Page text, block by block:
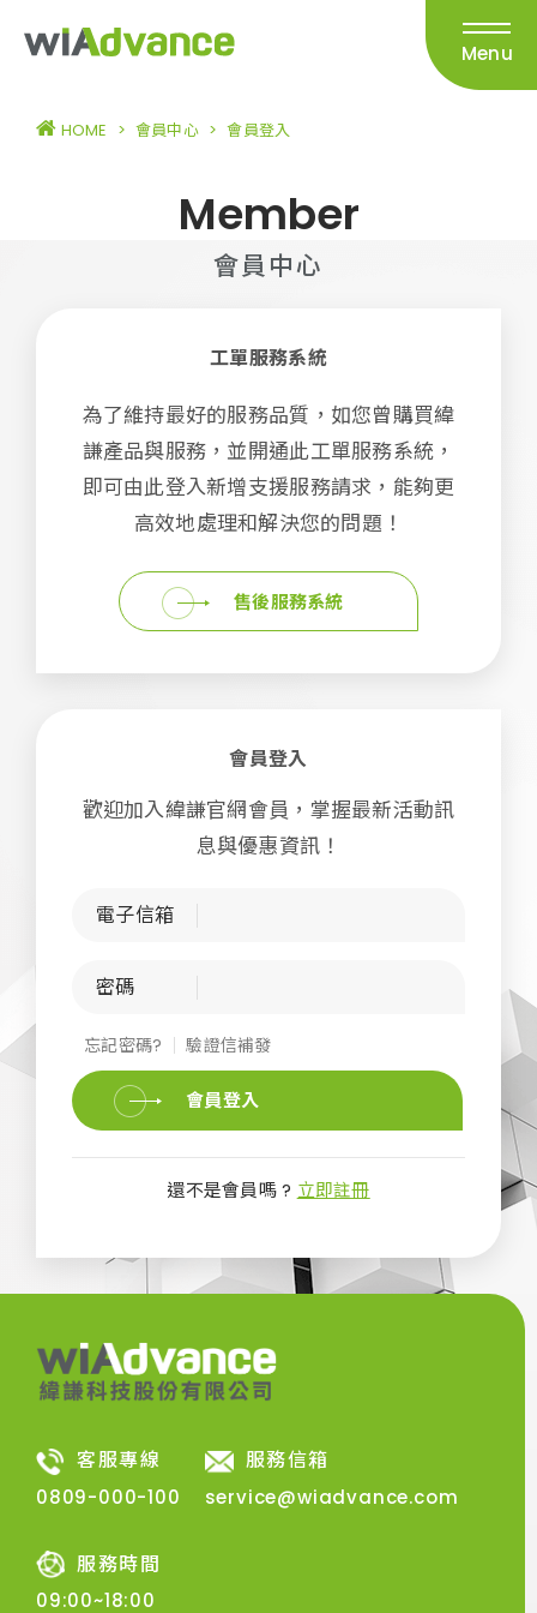
Menu
HOME > 會員中心 > 會員登入
Member
會員中心
工單服務系統
為了維持最好的服務品質，如您曾購買緯
謙產品與服務，並開通此工單服務系統，
即可由此登入新增支援服務請求，能夠更
高效地處理和解決您的問題！
售後服務系統
會員登入
歡迎加入緯謙官網會員，掌握最新活動訊
息與優惠資訊！
電子信箱
密碼
忘記密碼? 驗證信補發
會員登入
還不是會員嗎 ? 立即註冊
客服專線
0809-000-100
服務信箱
service@wiadvance.com
服務時間
09:00~18:00